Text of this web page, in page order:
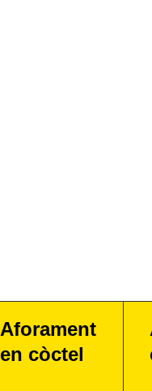
Aforament
en còctel